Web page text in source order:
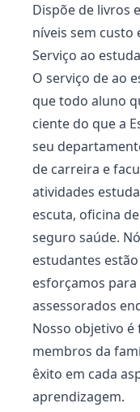
Dispõe de livros
níveis sem custo
Serviço ao
O serviço de ao
que todo aluno
ciente do que a
seu
de carreira e
atividades
escuta, oficina
seguro saúde.
estudantes
esforçamos
assessorados
Nosso objetivo
membros da
êxito em cada
aprendizagem.